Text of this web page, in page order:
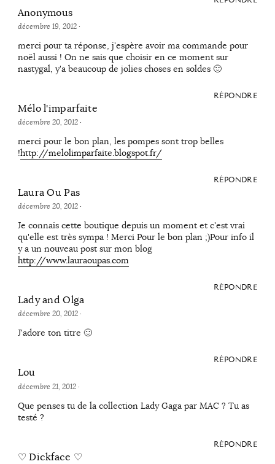
Anonymous
décembre 19, 2012·
merci pour ta réponse, j'espère avoir ma commande pour
noël aussi ! On ne sais que choisir en ce moment sur
nastygal, y'a beaucoup de jolies choses en soldes 🙂
RÉPONDRE
Mélo l'imparfaite
décembre 20, 2012·
merci pour le bon plan, les pompes sont trop belles
!http://melolimparfaite.blogspot.fr/
RÉPONDRE
Laura Ou Pas
décembre 20, 2012·
Je connais cette boutique depuis un moment et c'est vrai
qu'elle est très sympa ! Merci Pour le bon plan ;)Pour info il
y a un nouveau post sur mon blog
http://www.lauraoupas.com
RÉPONDRE
Lady and Olga
décembre 20, 2012·
J'adore ton titre 🙂
RÉPONDRE
Lou
décembre 21, 2012·
Que penses tu de la collection Lady Gaga par MAC ? Tu as
testé ?
RÉPONDRE
♡ Dickface ♡